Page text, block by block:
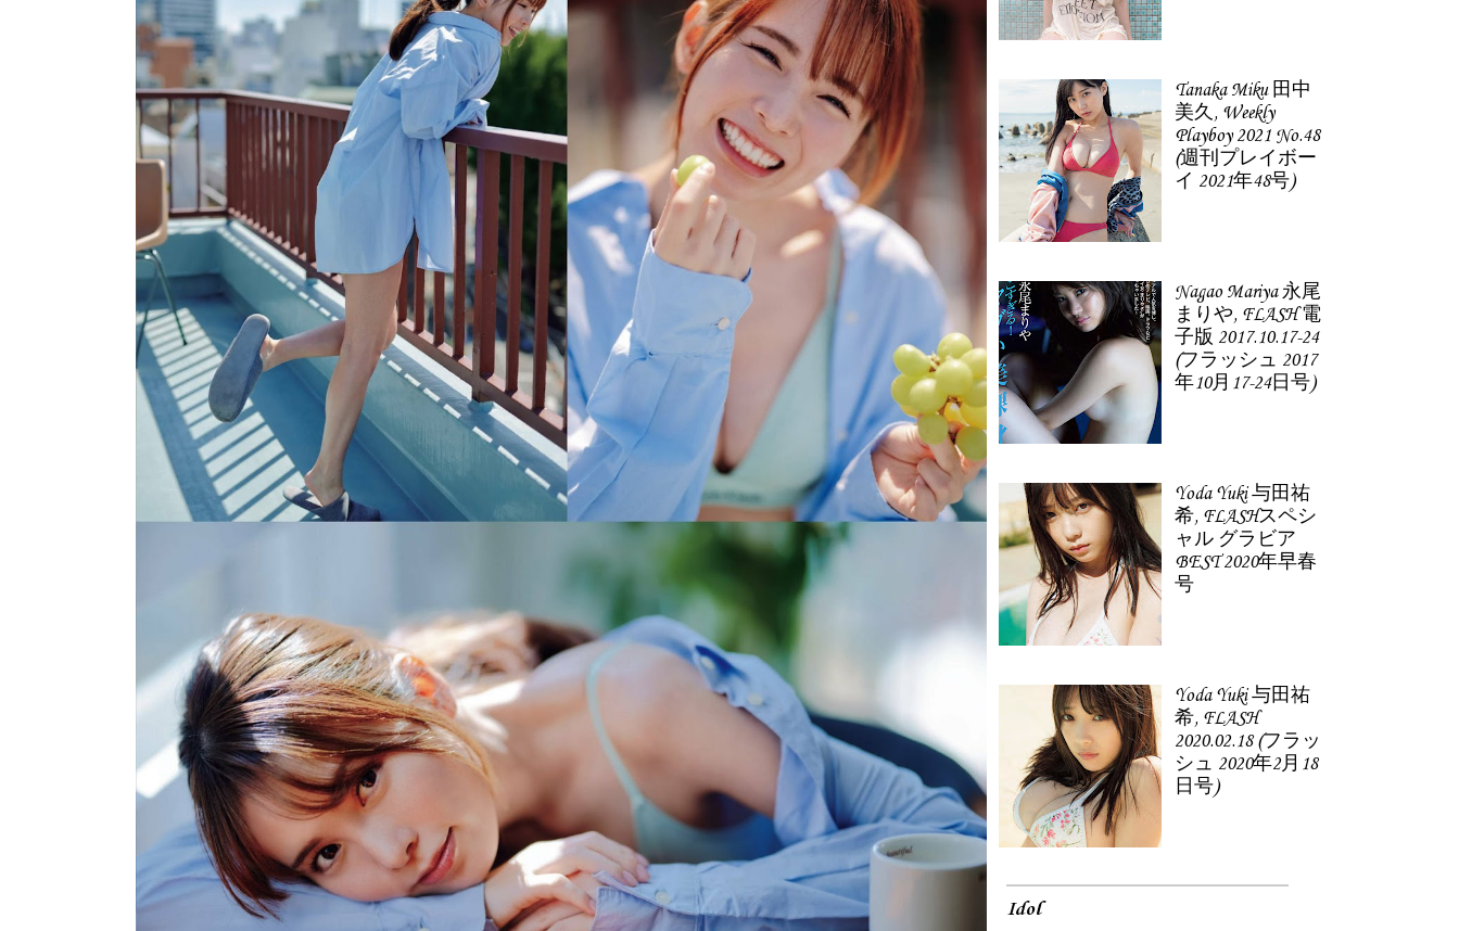
Tanaka Miku 田中
美久, Weekly
Playboy 2021 No.48
(週刊プレイボー
イ 2021年48号)
Nagao Mariya 永尾
まりや, FLASH 電
子版 2017.10.17-24
(フラッシュ 2017
年10月17-24日号)
Yoda Yuki 与田祐
希, FLASHスペシ
ャル グラビア
BEST 2020年早春
号
Yoda Yuki 与田祐
希, FLASH
2020.02.18 (フラッ
シュ 2020年2月18
日号)
Idol